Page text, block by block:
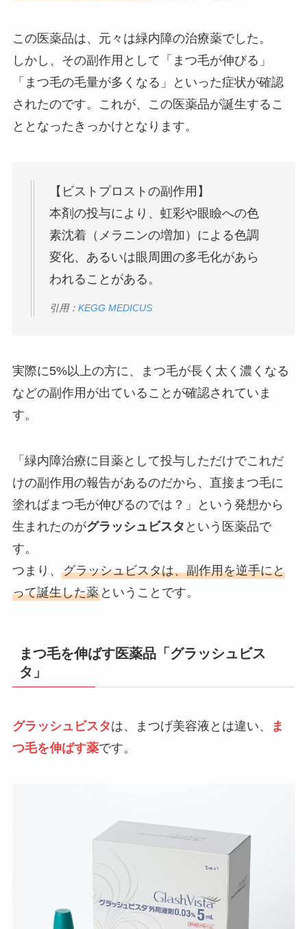
この医薬品は、元々は緑内障の治療薬でした。
しかし、その副作用として「まつ毛が伸びる」
「まつ毛の毛量が多くなる」といった症状が確認
されたのです。これが、この医薬品が誕生するこ
ととなったきっかけとなります。
【ビストプロストの副作用】
本剤の投与により、虹彩や眼瞼への色
素沈着（メラニンの増加）による色調
変化、あるいは眼周囲の多毛化があら
われることがある。
引用： KEGG MEDICUS
実際に5%以上の方に、まつ毛が長く太く濃くなる
などの副作用が出ていることが確認されていま
す。
「緑内障治療に目薬として投与しただけでこれだ
けの副作用の報告があるのだから、直接まつ毛に
塗ればまつ毛が伸びるのでは？」という発想から
生まれたのがグラッシュビスタ という医薬品で
す。
つまり、 グラッシュビスタは、副作用を逆手にと
って誕生した薬ということです。
まつ毛を伸ばす医薬品「グラッシュビス
タ」
グラッシュビスタは、まつげ美容液とは違い、
ま
つ毛を伸ばす薬です。